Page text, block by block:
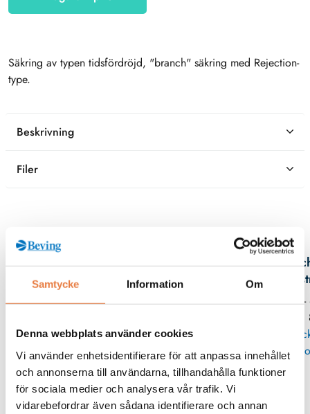
Samtycke Information Om
Denna webbplats använder cookies
Vi använder enhetsidentifierare för att anpassa innehållet
och annonserna till användarna, tillhandahålla funktioner
för sociala medier och analysera vår trafik. Vi
vidarebefordrar även sådana identifierare och annan
Säkring av typen tidsfördröjd, "branch" säkring med Rejection-
type.
Beskrivning
Filer
Kontaktperson
08 -
Lågspänningssäkringar